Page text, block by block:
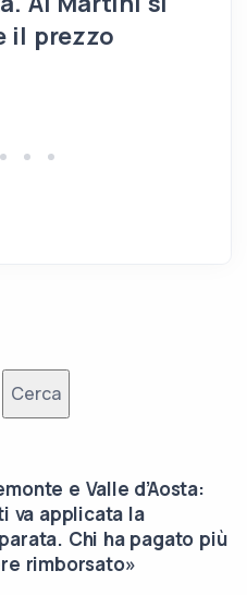
il prezzo
Cerca
e Valle d’Aosta:
va applicata la
Chi ha pagato più
rimborsato»